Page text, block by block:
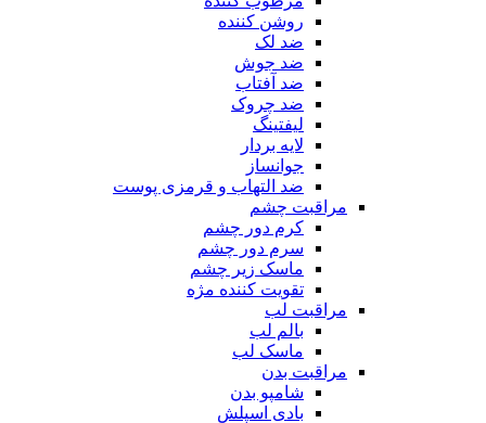
روشن کننده
ضد لک
ضد جوش
ضد آفتاب
ضد چروک
لیفتینگ
لایه بردار
جوانساز
ضد التهاب و قرمزی پوست
مراقبت چشم
کرم دور چشم
سرم دور چشم
ماسک زیر چشم
تقویت کننده مژه
مراقبت لب
بالم لب
ماسک لب
مراقبت بدن
شامپو بدن
بادی اسپلش